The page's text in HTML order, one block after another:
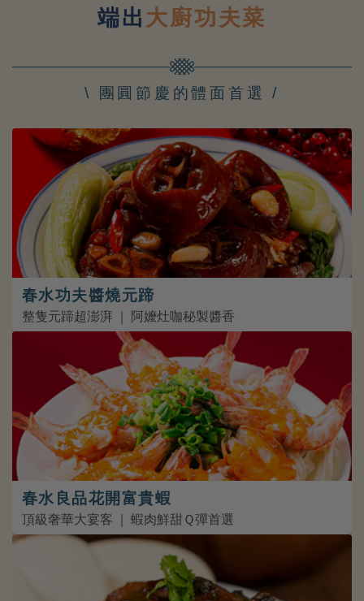
端出 大廚功夫菜
\ 團圓節慶的體面首選 /
春水功夫醬燒元蹄
整隻元蹄超澎湃 ｜ 阿嬤灶咖秘製醬香
春水良品花開富貴蝦
頂級奢華大宴客 ｜ 蝦肉鮮甜Ｑ彈首選